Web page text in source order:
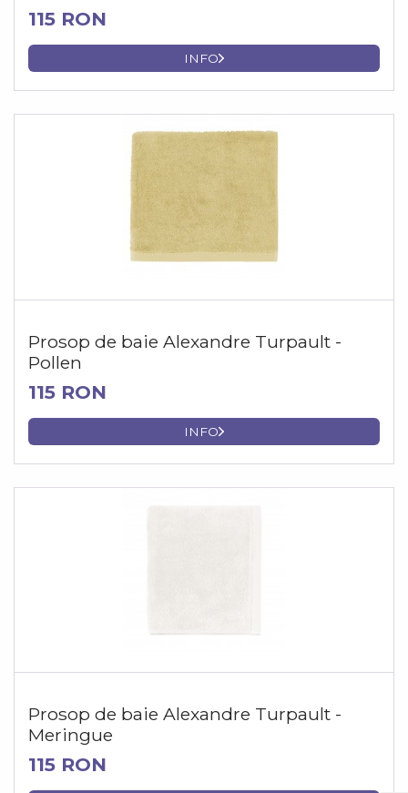
115 RON
INFO
Prosop de baie Alexandre Turpault -
Pollen
115 RON
INFO
Prosop de baie Alexandre Turpault -
Meringue
115 RON